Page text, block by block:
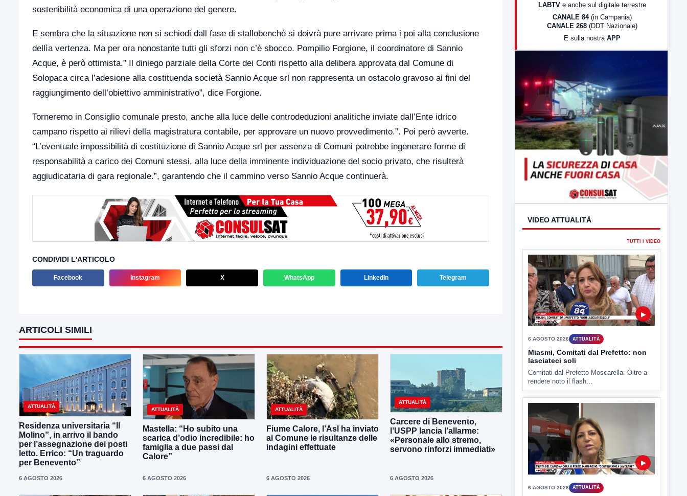
sostenibilità economica di una operazione del genere.
E sembra che la situazione non si schiodi dall fase di stallobenchè si doivrà pure arrivare prima i poi alla conclusione
dellìa vertenza. Ma per ora nonostante tutti gli sforzi non c’è sbocco. Pompilio Forgione, il coordinatore di Sannio
Acque, è però ottimista.” Il diniego parziale della Corte dei Conti rispetto alla delibera approvata dal Comune di
Solopaca circa l’adesione alla costituenda società Sannio Acque srl non rappresenta un ostacolo gravoso ai fini del
raggiungimento dell’obiettivo amministrativo”, dice Forgione.
Torneremo in Consiglio comunale presto, anche alla luce delle controdeduzioni analitiche inviate dall’Ente idrico
campano rispetto ai rilievi della magistratura contabile, per approvare un nuovo provvedimento.”. Poi però avverte.
“L’eventuale impossibilità di costituzione di Sannio Acque srl per assenza di Comuni potrebbe ingenerare forme di
responsabilità a carico dei Comuni stessi, alla luce della imminente individuazione del socio privato, che risulterà
aggiudicataria di gara regionale.”, garantendo che il cammino verso Sannio Acque continuerà.
CONDIVIDI L'ARTICOLO
Facebook Instagram X WhatsApp LinkedIn Telegram
ARTICOLI SIMILI
ATTUALITÀ
Residenza universitaria “Il
Molino”, in arrivo il bando
per l’assegnazione dei posti
letto. Errico: “Un traguardo
per Benevento”
6 AGOSTO 2026
ATTUALITÀ
Mastella: “Ho subito una
scarica d’odio incredibile: ho
famiglia a due passi dal
Calore”
6 AGOSTO 2026
ATTUALITÀ
Fiume Calore, l’Asl ha inviato
al Comune le risultanze delle
indagini effettuate
6 AGOSTO 2026
ATTUALITÀ
Carcere di Benevento,
l’USPP lancia l’allarme:
«Personale allo stremo,
servono rinforzi immediati»
6 AGOSTO 2026
LabNews (Diretta)
LABTV e anche sul digitale terrestre
CANALE 84 (in Campania)
CANALE 268 (DDT Nazionale)
E sulla nostra APP
VIDEO ATTUALITÀ
TUTTI I VIDEO
▶
6 AGOSTO 2026 ATTUALITÀ
Miasmi, Comitati dal Prefetto: non
lasciateci soli
Comitati dal Prefetto Moscarella. Oltre a
rendere noto il flash...
▶
6 AGOSTO 2026 ATTUALITÀ